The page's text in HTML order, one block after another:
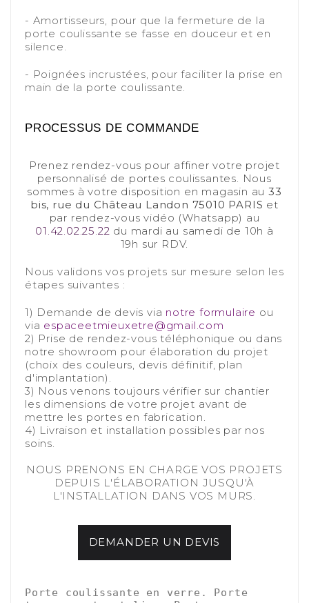
- Amortisseurs, pour que la fermeture de la
porte coulissante se fasse en douceur et en
silence.
- Poignées incrustées, pour faciliter la prise en
main de la porte coulissante.
PROCESSUS DE COMMANDE
Prenez rendez-vous pour affiner votre projet
personnalisé de portes coulissantes. Nous
sommes à votre disposition en magasin au33
bis, rue du Château Landon 75010 PARIS et
par rendez-vous vidéo (Whatsapp) au
01.42.02.25.22 du mardi au samedi de 10h à
19h sur RDV.
Nous validons vos projets sur mesure selon les
étapes suivantes :
1) Demande de devis via notre formulaire ou
via espaceetmieuxetre@gmail.com
2) Prise de rendez-vous téléphonique ou dans
notre showroom pour élaboration du projet
(choix des couleurs, devis définitif, plan
d'implantation).
3) Nous venons toujours vérifier sur chantier
les dimensions de votre projet avant de
mettre les portes en fabrication.
4) Livraison et installation possibles par nos
soins.
NOUS PRENONS EN CHARGE VOS PROJETS
DEPUIS L'ÉLABORATION JUSQU'À
L'INSTALLATION DANS VOS MURS.
DEMANDER UN DEVIS
Porte coulissante en verre. Porte